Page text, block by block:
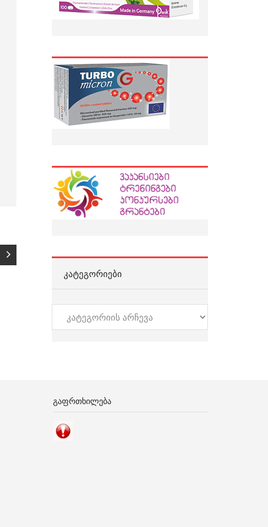
ᲙᲐᲢᲔᲒᲝᲠᲘᲔᲑᲘ
კატეგორიები
ᲒᲐᲤᲠᲗᲮᲘᲚᲔᲑᲐ